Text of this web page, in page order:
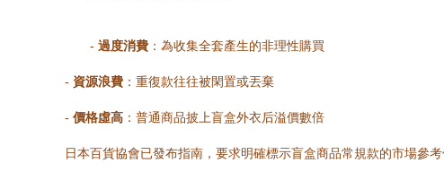
- 過度消費 ：為收集全套產生的非理性購買
- 資源浪費 ：重復款往往被閑置或丟棄
- 價格虛高 ：普通商品披上盲盒外衣后溢價數倍
日本百貨協會已發布指南，要求明確標示盲盒商品常規款的市場參